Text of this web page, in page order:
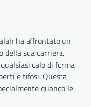
ha affrontato un
della sua carriera.
calo di forma
e tifosi. Questa
quando le